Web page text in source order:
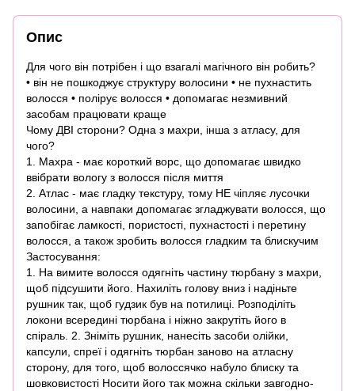
Опис
Для чого він потрібен і що взагалі магічного він робить?
• він не пошкоджує структуру волосини • не пухнастить
волосся • полірує волосся • допомагає незмивний
засобам працювати краще
Чому ДВІ сторони? Одна з махри, інша з атласу, для
чого?
1. Махра - має короткий ворс, що допомагає швидко
ввібрати вологу з волосся після миття
2. Атлас - має гладку текстуру, тому НЕ чіпляє лусочки
волосини, а навпаки допомагає згладжувати волосся, що
запобігає ламкості, пористості, пухнастості і перетину
волосся, а також зробить волосся гладким та блискучим
Застосування:
1. На вимите волосся одягніть частину тюрбану з махри,
щоб підсушити його. Нахиліть голову вниз і надіньте
рушник так, щоб гудзик був на потилиці. Розподіліть
локони всередині тюрбана і ніжно закрутіть його в
спіраль. 2. Зніміть рушник, нанесіть засоби олійки,
капсули, спреї і одягніть тюрбан заново на атласну
сторону, для того, щоб волоссячко набуло блиску та
шовковистості Носити його так можна скільки завгодно-